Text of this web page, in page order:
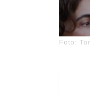
Foto: